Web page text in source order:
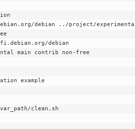
debian ../project/
debian
main contrib non-free
example
clean.sh